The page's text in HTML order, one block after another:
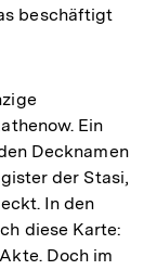
beschäftigt
Ein
Decknamen
der Stasi,
In den
diese Karte:
Doch im